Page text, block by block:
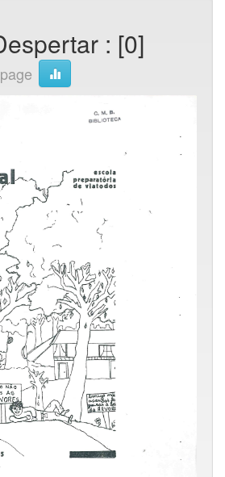
: [0]